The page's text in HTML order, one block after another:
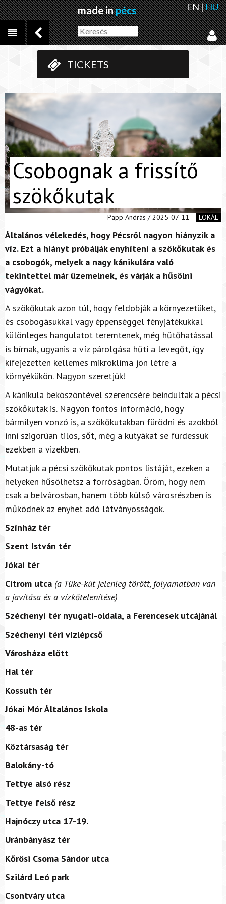
made inpécs EN|HU
TICKETS
Csobognak a frissítő
szökőkutak
Papp András / 2025-07-11 LOKÁL
Általános vélekedés, hogy Pécsről nagyon hiányzik a
víz. Ezt a hiányt próbálják enyhíteni a szökőkutak és
a csobogók, melyek a nagy kánikulára való
tekintettel már üzemelnek, és várják a hűsölni
vágyókat.
A szökőkutak azon túl, hogy feldobják a környezetüket,
és csobogásukkal vagy éppenséggel fényjátékukkal
különleges hangulatot teremtenek, még hűtőhatással
is bírnak, ugyanis a víz párolgása hűti a levegőt, így
kifejezetten kellemes mikroklíma jön létre a
környékükön. Nagyon szeretjük!
A kánikula beköszöntével szerencsére beindultak a pécsi
szökőkutak is. Nagyon fontos információ, hogy
bármilyen vonzó is, a szökőkutakban fürödni és azokból
inni szigorúan tilos, sőt, még a kutyákat se fürdessük
ezekben a vizekben.
Mutatjuk a pécsi szökőkutak pontos listáját, ezeken a
helyeken hűsölhetsz a forróságban. Öröm, hogy nem
csak a belvárosban, hanem több külső városrészben is
működnek az enyhet adó látványosságok.
Színház tér
Szent István tér
Jókai tér
Citrom utca (a Tüke-kút jelenleg törött, folyamatban van
a javítása és a vízkőtelenítése)
Széchenyi tér nyugati-oldala, a Ferencesek utcájánál
Széchenyi téri vízlépcső
Városháza előtt
Hal tér
Kossuth tér
Jókai Mór Általános Iskola
48-as tér
Köztársaság tér
Balokány-tó
Tettye alsó rész
Tettye felső rész
Hajnóczy utca 17-19.
Uránbányász tér
Kőrösi Csoma Sándor utca
Szilárd Leó park
Csontváry utca